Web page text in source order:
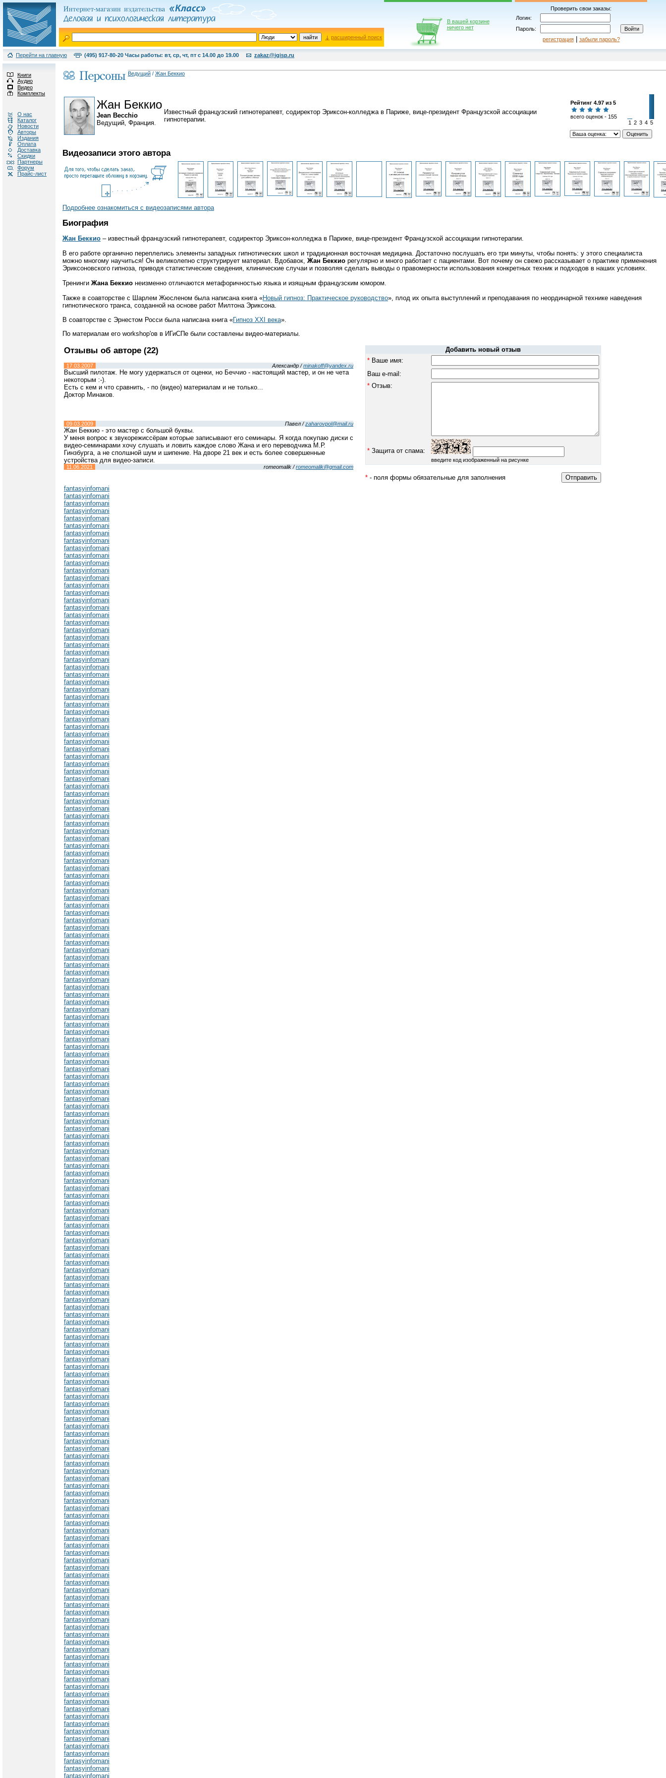
расширенный поиск
В вашей корзине
ничего нет
Проверить свои заказы:
Логин:
Пароль:
регистрация| забыли пароль?
Перейти на главную (495) 917-80-20 Часы работы: вт, ср, чт, пт с 14.00 до 19.00 zakaz@igisp.ru
Книги
Аудио
Видео
Комплекты
О нас
Каталог
Новости
Авторы
Издания
Оплата
Доставка
Скидки
Партнеры
Форум
Прайс-лист
Ведущий / Жан Беккио
Жан Беккио
Jean Becchio
Ведущий, Франция.
Известный французский гипнотерапевт, содиректор Эриксон-колледжа в Париже, вице-президент Французской ассоциации
гипнотерапии.
Рейтинг 4.97 из 5
всего оценок - 155
1 2 3 4 5
Видеозаписи этого автора
Подробнее ознакомиться с видеозаписями автора
Биография
Жан Беккио – известный французский гипнотерапевт, содиректор Эриксон-колледжа в Париже, вице-президент Французской ассоциации гипнотерапии.
В его работе органично переплелись элементы западных гипнотических школ и традиционная восточная медицина. Достаточно послушать его три минуты, чтобы понять: у этого специалиста
можно многому научиться! Он великолепно структурирует материал. Вдобавок, Жан Беккио регулярно и много работает с пациентами. Вот почему он свежо рассказывает о практике применения
Эриксоновского гипноза, приводя статистические сведения, клинические случаи и позволяя сделать выводы о правомерности использования конкретных техник и подходов в наших условиях.
Тренинги Жана Беккио неизменно отличаются метафоричностью языка и изящным французским юмором.
Также в соавторстве с Шарлем Жюсленом была написана книга «Новый гипноз: Практическое руководство», плод их опыта выступлений и преподавания по неординарной технике наведения
гипнотического транса, созданной на основе работ Милтона Эриксона.
В соавторстве с Эрнестом Росси была написана книга «Гипноз XXI века».
По материалам его workshop'ов в ИГиСПе были составлены видео-материалы.
Отзывы об авторе (22)
17.03.2007 Александр /minakoff@yandex.ru
Высший пилотаж. Не могу удержаться от оценки, но Беччио - настоящий мастер, и он не чета
некоторым :-).
Есть с кем и что сравнить, - по (видео) материалам и не только...
Доктор Минаков.
09.03.2009 Павел /zaharovpol@mail.ru
Жан Беккио - это мастер с большой буквы.
У меня вопрос к звукорежиссёрам которые записывают его семинары. Я когда покупаю диски с
видео-семинарами хочу слушать и ловить каждое слово Жана и его переводчика М.Р.
Гинзбурга, а не сполшной шум и шипение. На дворе 21 век и есть более совершенные
устройства для видео-записи.
11.06.2021 romeomalik /romeomalik@gmail.com
fantasyinfomani
fantasyinfomani
fantasyinfomani
fantasyinfomani
fantasyinfomani
fantasyinfomani
fantasyinfomani
fantasyinfomani
fantasyinfomani
fantasyinfomani
fantasyinfomani
fantasyinfomani
fantasyinfomani
fantasyinfomani
fantasyinfomani
fantasyinfomani
fantasyinfomani
fantasyinfomani
fantasyinfomani
fantasyinfomani
fantasyinfomani
fantasyinfomani
fantasyinfomani
fantasyinfomani
fantasyinfomani
fantasyinfomani
fantasyinfomani
fantasyinfomani
fantasyinfomani
fantasyinfomani
fantasyinfomani
fantasyinfomani
fantasyinfomani
fantasyinfomani
fantasyinfomani
fantasyinfomani
fantasyinfomani
fantasyinfomani
fantasyinfomani
fantasyinfomani
fantasyinfomani
fantasyinfomani
fantasyinfomani
fantasyinfomani
fantasyinfomani
fantasyinfomani
fantasyinfomani
fantasyinfomani
fantasyinfomani
fantasyinfomani
fantasyinfomani
fantasyinfomani
fantasyinfomani
fantasyinfomani
fantasyinfomani
fantasyinfomani
fantasyinfomani
fantasyinfomani
fantasyinfomani
fantasyinfomani
fantasyinfomani
fantasyinfomani
fantasyinfomani
fantasyinfomani
fantasyinfomani
fantasyinfomani
fantasyinfomani
fantasyinfomani
fantasyinfomani
fantasyinfomani
fantasyinfomani
fantasyinfomani
fantasyinfomani
fantasyinfomani
fantasyinfomani
fantasyinfomani
fantasyinfomani
fantasyinfomani
fantasyinfomani
fantasyinfomani
fantasyinfomani
fantasyinfomani
fantasyinfomani
fantasyinfomani
fantasyinfomani
fantasyinfomani
fantasyinfomani
fantasyinfomani
fantasyinfomani
fantasyinfomani
fantasyinfomani
fantasyinfomani
fantasyinfomani
fantasyinfomani
fantasyinfomani
fantasyinfomani
fantasyinfomani
fantasyinfomani
fantasyinfomani
fantasyinfomani
fantasyinfomani
fantasyinfomani
fantasyinfomani
fantasyinfomani
fantasyinfomani
fantasyinfomani
fantasyinfomani
fantasyinfomani
fantasyinfomani
fantasyinfomani
fantasyinfomani
fantasyinfomani
fantasyinfomani
fantasyinfomani
fantasyinfomani
fantasyinfomani
fantasyinfomani
fantasyinfomani
fantasyinfomani
fantasyinfomani
fantasyinfomani
fantasyinfomani
fantasyinfomani
fantasyinfomani
fantasyinfomani
fantasyinfomani
fantasyinfomani
fantasyinfomani
fantasyinfomani
fantasyinfomani
fantasyinfomani
fantasyinfomani
fantasyinfomani
fantasyinfomani
fantasyinfomani
fantasyinfomani
fantasyinfomani
fantasyinfomani
fantasyinfomani
fantasyinfomani
fantasyinfomani
fantasyinfomani
fantasyinfomani
fantasyinfomani
fantasyinfomani
fantasyinfomani
fantasyinfomani
fantasyinfomani
fantasyinfomani
fantasyinfomani
fantasyinfomani
fantasyinfomani
fantasyinfomani
fantasyinfomani
fantasyinfomani
fantasyinfomani
fantasyinfomani
fantasyinfomani
fantasyinfomani
fantasyinfomani
fantasyinfomani
fantasyinfomani
fantasyinfomani
fantasyinfomani
fantasyinfomani
fantasyinfomani
fantasyinfomani
fantasyinfomani
fantasyinfomani
fantasyinfomani
fantasyinfomani
fantasyinfomani
fantasyinfomani
fantasyinfomani
Добавить новый отзыв
* Ваше имя:
Ваш e-mail:
* Отзыв:
* Защита от спама:
введите код изображенный на рисунке
* - поля формы обязательные для заполнения